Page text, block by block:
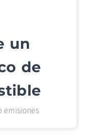
un
de
emisiones